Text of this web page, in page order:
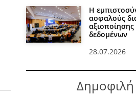
Η
ασφαλούς
δεδομένων
28.07.2026